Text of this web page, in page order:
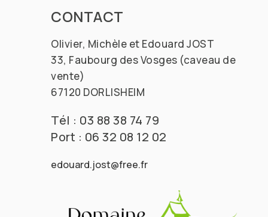
CONTACT
Olivier, Michèle et Edouard JOST
33, Faubourg des Vosges (caveau de
vente)
67120 DORLISHEIM
Tél : 03 88 38 74 79
Port : 06 32 08 12 02
edouard.jost@free.fr